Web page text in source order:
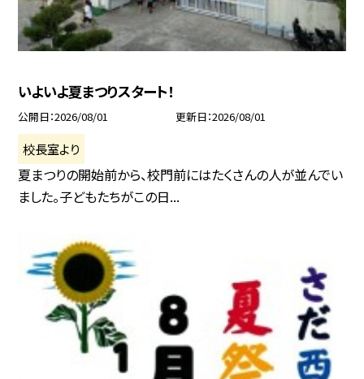
いよいよ夏まつりスタート！
公開日 2026/08/01 更新日 2026/08/01
校長室より
夏まつりの開始前から、校門前にはたくさんの人が並んでい
ました。子どもたちがこの日...